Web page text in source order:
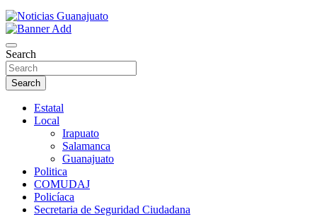
Noticias Guanajuato
Search
Search
Estatal
Local
Irapuato
Salamanca
Guanajuato
Politica
COMUDAJ
Policíaca
Secretaria de Seguridad Ciudadana